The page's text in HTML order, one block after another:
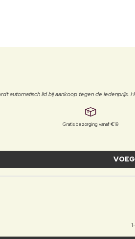
automatisch lid bij aankoop tegen de ledenprijs.
Gratis bezorging vanaf €19